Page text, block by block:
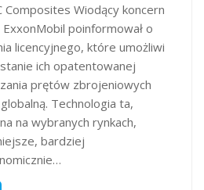
Composites Wiodący koncern
poinformował o
licencyjnego, które umożliwi
ich opatentowanej
prętów zbrojeniowych
Technologia ta,
na wybranych rynkach,
bardziej